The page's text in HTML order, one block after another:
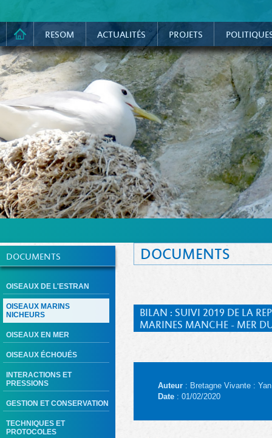
RESOM ACTUALITÉS PROJETS
DOCUMENTS
OISEAUX DE L'ESTRAN
OISEAUX MARINS
NICHEURS
OISEAUX EN MER
OISEAUX ÉCHOUÉS
INTERACTIONS ET
PRESSIONS
GESTION ET CONSERVATION
TECHNIQUES ET
PROTOCOLES
DOCUMENTS
BILAN : SUIVI 2019 DE LA
MARINES MANCHE - MER
Auteur : Bretagne Vivante :
Date : 01/02/2020